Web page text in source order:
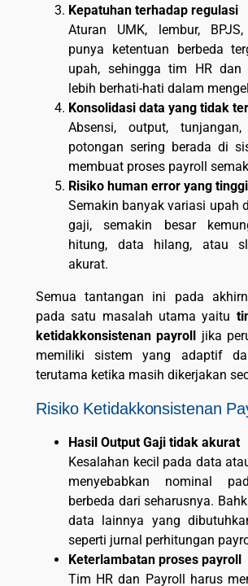
Kepatuhan terhadap regulasi
Aturan UMK, lembur,
punya ketentuan berbeda
upah, sehingga tim HR dan
lebih berhati-hati dalam
Konsolidasi data yang tidak
Absensi, output,
potongan sering berada di
membuat proses payroll
Risiko human error yang tinggi
Semakin banyak variasi upah
gaji, semakin besar
hitung, data hilang, atau
akurat.
Semua tantangan ini pada
pada satu masalah utama yaitu
ketidakkonsistenan payroll jika
memiliki sistem yang adaptif
terutama ketika masih dikerjakan
Risiko Ketidakkonsistenan
Hasil Output Gaji tidak akurat
Kesalahan kecil pada data
menyebabkan nominal
berbeda dari seharusnya.
data lainnya yang
seperti jurnal perhitungan
Keterlambatan proses payroll
Tim HR dan Payroll harus